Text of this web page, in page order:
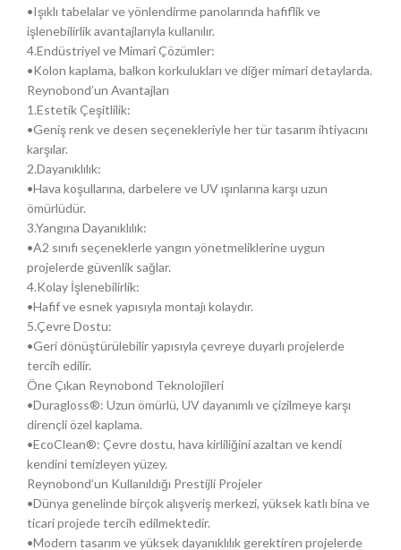
•Işıklı tabelalar ve yönlendirme panolarında hafiflik ve
işlenebilirlik avantajlarıyla kullanılır.
4.Endüstriyel ve Mimari Çözümler:
•Kolon kaplama, balkon korkulukları ve diğer mimari detaylarda.
Reynobond’un Avantajları
1.Estetik Çeşitlilik:
•Geniş renk ve desen seçenekleriyle her tür tasarım ihtiyacını
karşılar.
2.Dayanıklılık:
•Hava koşullarına, darbelere ve UV ışınlarına karşı uzun
ömürlüdür.
3.Yangına Dayanıklılık:
•A2 sınıfı seçeneklerle yangın yönetmeliklerine uygun
projelerde güvenlik sağlar.
4.Kolay İşlenebilirlik:
•Hafif ve esnek yapısıyla montajı kolaydır.
5.Çevre Dostu:
•Geri dönüştürülebilir yapısıyla çevreye duyarlı projelerde
tercih edilir.
Öne Çıkan Reynobond Teknolojileri
•Duragloss®: Uzun ömürlü, UV dayanımlı ve çizilmeye karşı
dirençli özel kaplama.
•EcoClean®: Çevre dostu, hava kirliliğini azaltan ve kendi
kendini temizleyen yüzey.
Reynobond’un Kullanıldığı Prestijli Projeler
•Dünya genelinde birçok alışveriş merkezi, yüksek katlı bina ve
ticari projede tercih edilmektedir.
•Modern tasarım ve yüksek dayanıklılık gerektiren projelerde